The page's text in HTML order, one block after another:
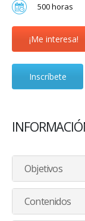
500 horas
¡Me interesa!
Inscríbete
Objetivos
Contenidos